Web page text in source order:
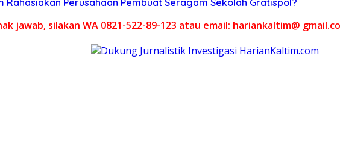
jawab, silakan WA 0821-522-89-123 atau email: hariankaltim@